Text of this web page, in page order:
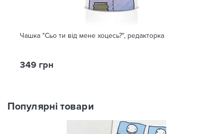
Чашка "Сьо ти від мене хоцесь?", редакторка
349 грн
Популярні товари